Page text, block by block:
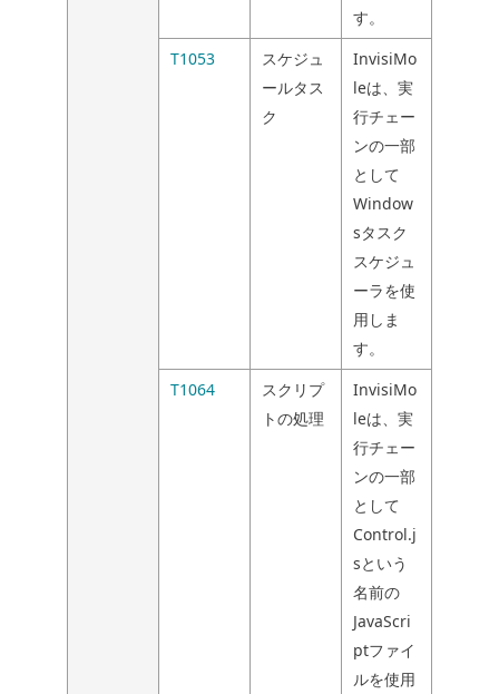
す。
T1053
スケジュ
ールタス
ク
InvisiMo
leは、実
行チェー
ンの一部
として
Window
sタスク
スケジュ
ーラを使
用しま
す。
T1064
スクリプ
トの処理
InvisiMo
leは、実
行チェー
ンの一部
として
Control.j
sという
名前の
JavaScri
ptファイ
ルを使用